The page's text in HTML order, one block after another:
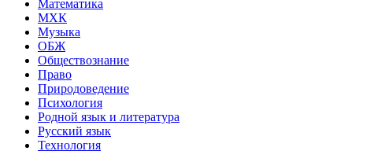
Математика
МХК
Музыка
ОБЖ
Обществознание
Право
Природоведение
Психология
Родной язык и литература
Русский язык
Технология